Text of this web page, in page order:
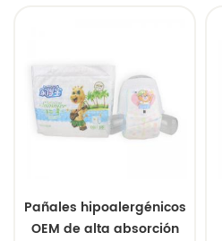
Pañales hipoalergénicos
OEM de alta absorción